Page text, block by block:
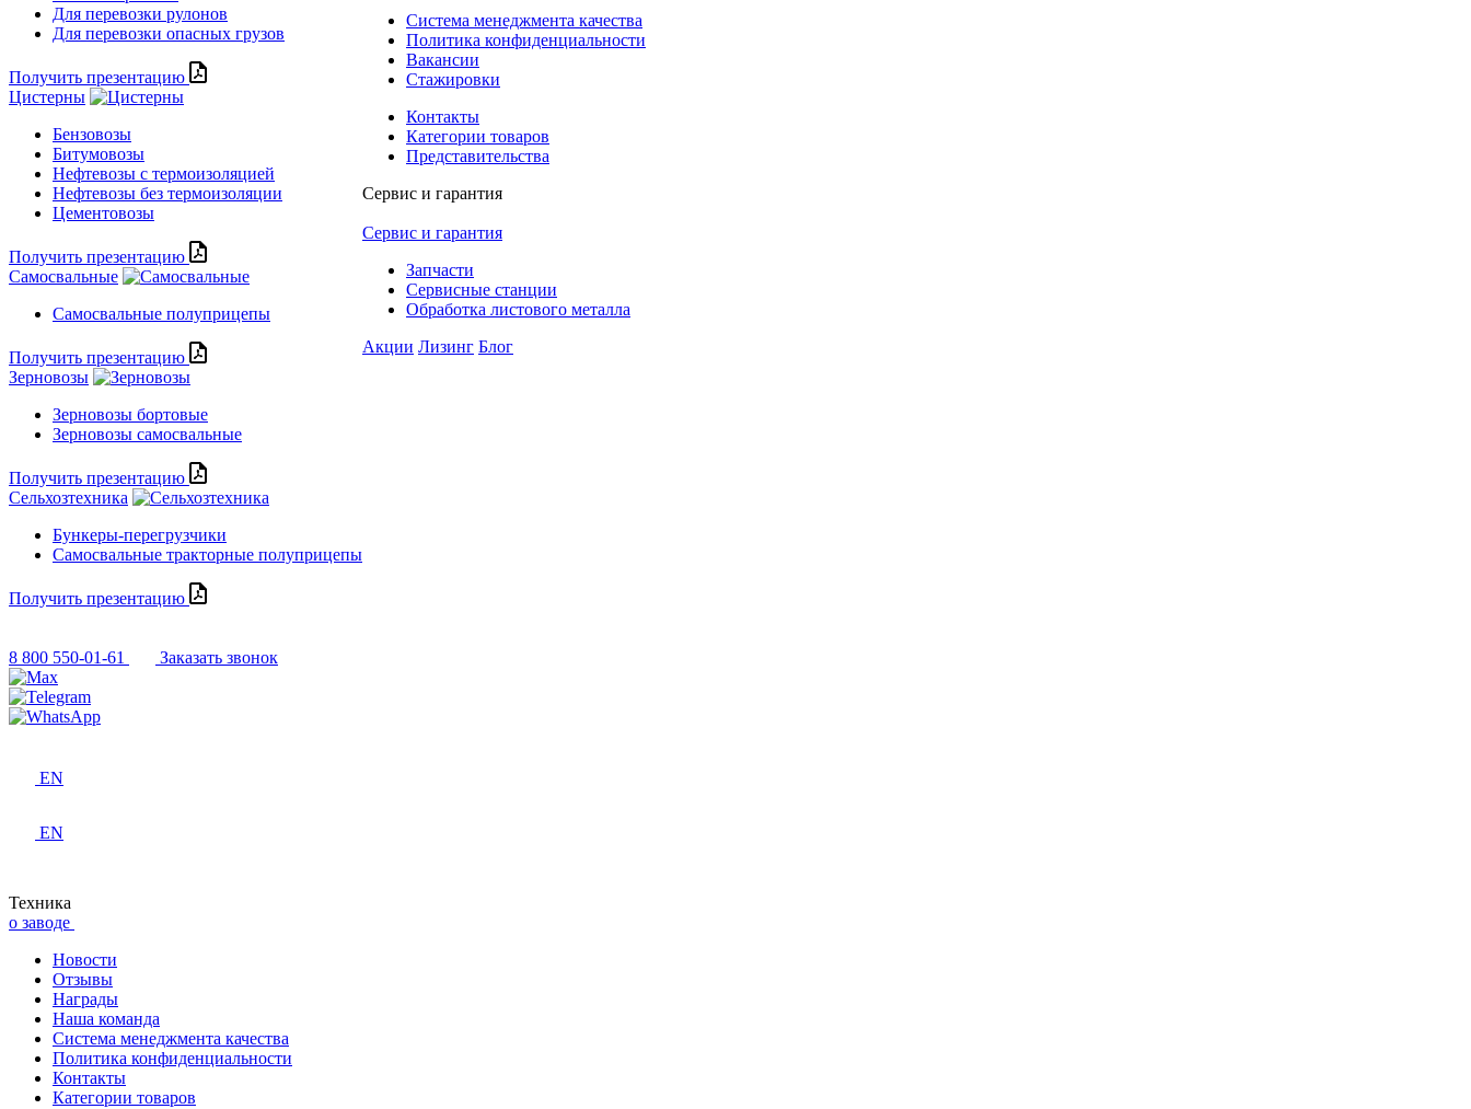
Для перевозки рулонов
Для перевозки опасных грузов
Получить презентацию
Цистерны
Бензовозы
Битумовозы
Нефтевозы с термоизоляцией
Нефтевозы без термоизоляции
Цементовозы
Получить презентацию
Самосвальные
Самосвальные полуприцепы
Получить презентацию
Зерновозы
Зерновозы бортовые
Зерновозы самосвальные
Получить презентацию
Сельхозтехника
Бункеры-перегрузчики
Самосвальные тракторные полуприцепы
Получить презентацию
Система менеджмента качества
Политика конфиденциальности
Вакансии
Стажировки
Контакты
Категории товаров
Представительства
Сервис и гарантия
Сервис и гарантия
Запчасти
Сервисные станции
Обработка листового металла
Акции Лизинг Блог
8 800 550-01-61 Заказать звонок
EN
EN
Техника
о заводе
Новости
Отзывы
Награды
Наша команда
Система менеджмента качества
Политика конфиденциальности
Контакты
Категории товаров